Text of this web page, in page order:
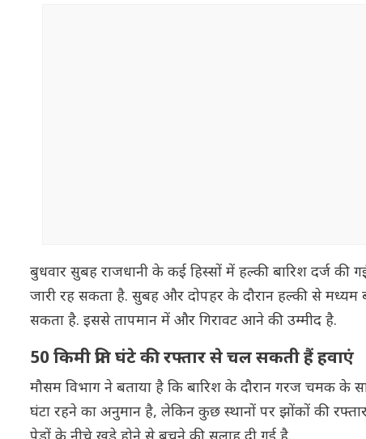
बुधवार सुबह राजधानी के कई हिस्सों में हल्की बारिश दर्ज
जारी रह सकता है. सुबह और दोपहर के दौरान हल्की से
सकता है. इससे तापमान में और गिरावट आने की उम्मीद है.
50 किमी प्रति घंटे की रफ्तार से चल सकती हैं हवाएं
मौसम विभाग ने बताया है कि बारिश के दौरान गरज चमक के
घंटा रहने का अनुमान है, लेकिन कुछ स्थानों पर झोंकों की